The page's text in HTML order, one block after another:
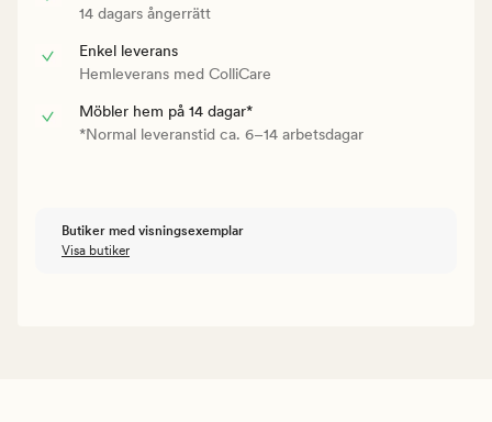
14 dagars ångerrätt
Enkel leverans
Hemleverans med ColliCare
Möbler hem på 14 dagar*
*Normal leveranstid ca. 6–14 arbetsdagar
Butiker med visningsexemplar
Visa butiker